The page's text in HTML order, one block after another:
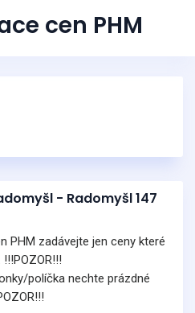
cen PHM
- Radomyšl 147
PHM zadávejte jen ceny které
políčka nechte prázdné